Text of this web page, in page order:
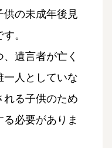
供の未成年後見
。
遺言者が亡く
一人としていな
れる子供のため
必要がありま